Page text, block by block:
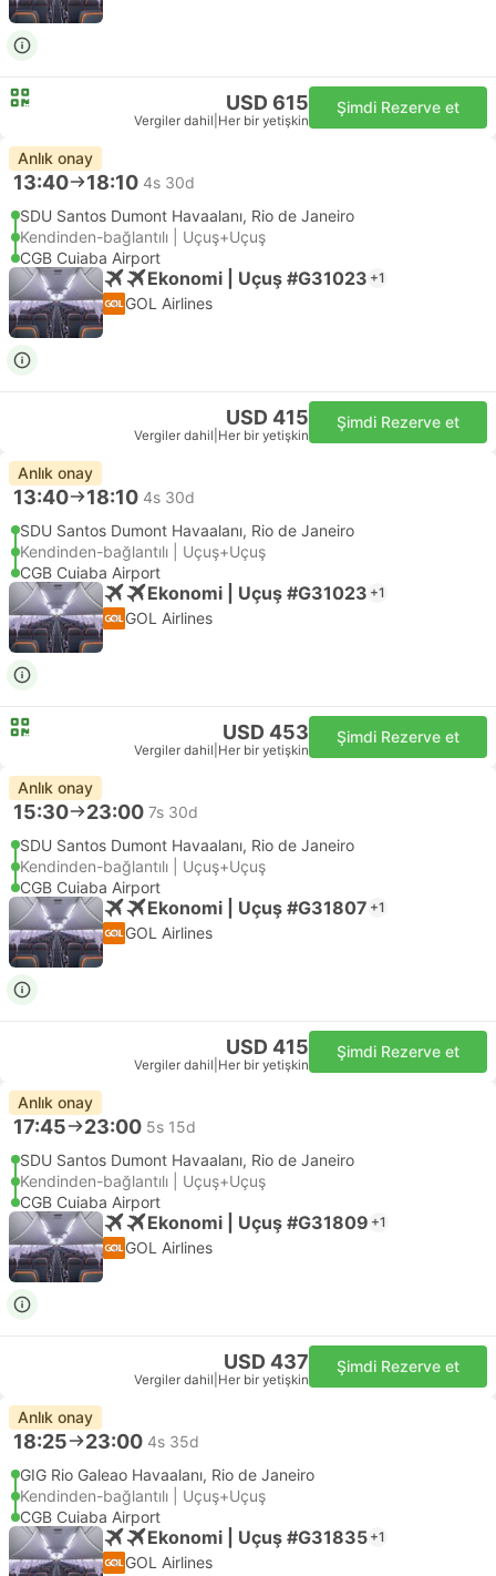
USD 615
Vergiler dahil Her bir yetişkin
Şimdi Rezerve et
Anlık onay
13:40 18:10 4s 30d
SDU Santos Dumont Havaalanı, Rio de Janeiro
Kendinden-bağlantılı | Uçuş+Uçuş
CGB Cuiaba Airport
Ekonomi | Uçuş #G31023 +1
GOL Airlines
USD 415
Vergiler dahil Her bir yetişkin
Şimdi Rezerve et
Anlık onay
13:40 18:10 4s 30d
SDU Santos Dumont Havaalanı, Rio de Janeiro
Kendinden-bağlantılı | Uçuş+Uçuş
CGB Cuiaba Airport
Ekonomi | Uçuş #G31023 +1
GOL Airlines
USD 453
Vergiler dahil Her bir yetişkin
Şimdi Rezerve et
Anlık onay
15:30 23:00 7s 30d
SDU Santos Dumont Havaalanı, Rio de Janeiro
Kendinden-bağlantılı | Uçuş+Uçuş
CGB Cuiaba Airport
Ekonomi | Uçuş #G31807 +1
GOL Airlines
USD 415
Vergiler dahil Her bir yetişkin
Şimdi Rezerve et
Anlık onay
17:45 23:00 5s 15d
SDU Santos Dumont Havaalanı, Rio de Janeiro
Kendinden-bağlantılı | Uçuş+Uçuş
CGB Cuiaba Airport
Ekonomi | Uçuş #G31809 +1
GOL Airlines
USD 437
Vergiler dahil Her bir yetişkin
Şimdi Rezerve et
Anlık onay
18:25 23:00 4s 35d
GIG Rio Galeao Havaalanı, Rio de Janeiro
Kendinden-bağlantılı | Uçuş+Uçuş
CGB Cuiaba Airport
Ekonomi | Uçuş #G31835 +1
GOL Airlines